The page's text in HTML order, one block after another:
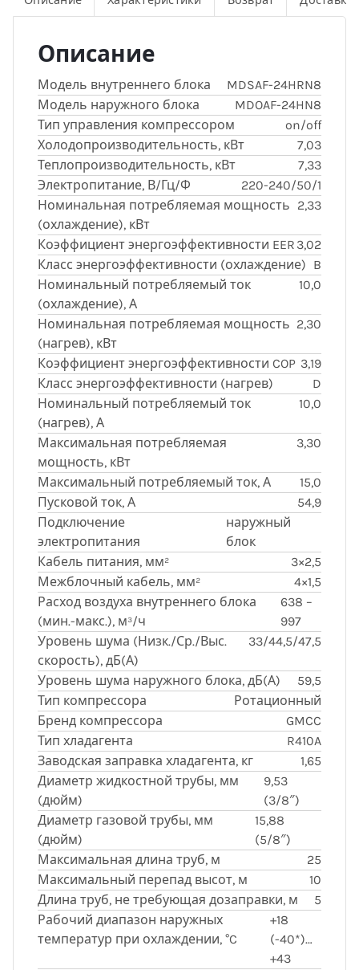
Описание
Модель внутреннего блока
MDSAF-24HRN8
Модель наружного блока
MDOAF-24HN8
Тип управления компрессором
on/off
Холодопроизводительность, кВт
7,03
Теплопроизводительность, кВт
7,33
Электропитание, В/Гц/Ф
220-240/50/1
Номинальная потребляемая мощность
(охлаждение), кВт
2,33
Коэффициент энергоэффективности EER 3,02
Класс энергоэффективности (охлаждение) B
Номинальный потребляемый ток
(охлаждение), А
10,0
Номинальная потребляемая мощность
(нагрев), кВт
2,30
Коэффициент энергоэффективности COP 3,19
Класс энергоэффективности (нагрев)
D
Номинальный потребляемый ток
(нагрев), А
10,0
Максимальная потребляемая
мощность, кВт
3,30
Максимальный потребляемый ток, А
15,0
Пусковой ток, А
54,9
Подключение
электропитания
наружный
блок
Кабель питания, мм²
3×2,5
Межблочный кабель, мм²
4×1,5
Расход воздуха внутреннего блока
(мин.-макс.), м³/ч
638 –
997
Уровень шума (Низк./Ср./Выс.
скорость), дБ(А)
33/44,5/47,5
Уровень шума наружного блока, дБ(А)
59,5
Тип компрессора
Ротационный
Бренд компрессора
GMCC
Тип хладагента
R410A
Заводская заправка хладагента, кг
1,65
Диаметр жидкостной трубы, мм
(дюйм)
9,53
(3/8″)
Диаметр газовой трубы, мм
(дюйм)
15,88
(5/8″)
Максимальная длина труб, м
25
Максимальный перепад высот, м
10
Длина труб, не требующая дозаправки, м
5
Рабочий диапазон наружных
температур при охлаждении, °C
+18
(-40*)…
+43